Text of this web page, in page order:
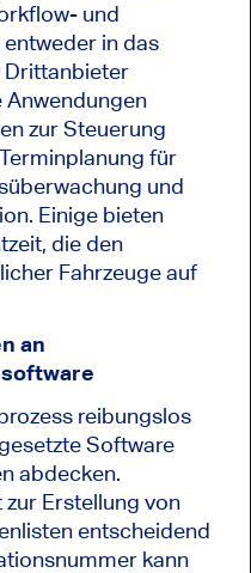
und
in das
Drittanbieter
Anwendungen
zur Steuerung
für
und
Einige bieten
die den
Fahrzeuge auf
an
reibungslos
Software
abdecken.
Erstellung von
entscheidend
kann